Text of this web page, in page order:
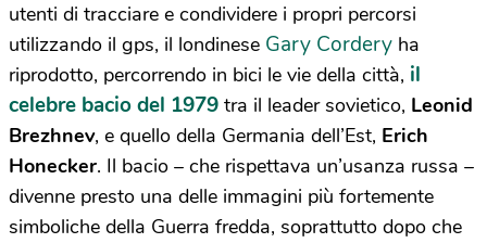
utenti di tracciare e condividere i propri percorsi
utilizzando il gps, il londinese Gary Cordery ha
riprodotto, percorrendo in bici le vie della città, il
celebre bacio del 1979 tra il leader sovietico, Leonid
Brezhnev, e quello della Germania dell’Est, Erich
Honecker. Il bacio – che rispettava un’usanza russa –
divenne presto una delle immagini più fortemente
simboliche della Guerra fredda, soprattutto dopo che